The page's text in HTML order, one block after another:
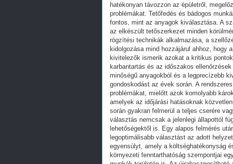
hatékonyan távozzon az épületről,
problémákat. Tetőfedés és bádogos
fontos, mint az anyagok kiválasztása. A
az elkészült tetőszerkezet minden
rögzítési technikák alkalmazása, a
kidolgozása mind hozzájárul ahhoz, hogy
kivitelezők ismerik azokat a kritikus
karbantartás és az időszakos
minőségű anyagokból és a legprecízebb
gondoskodást az évek során. A
problémákat, mielőtt azok komolyabb
amelyek az időjárási hatásoknak
során gyakran felmerül a teljes cserére
választás nemcsak a jelenlegi állapottól
lehetőségektől is. Egy alapos felmérés
legoptimálisabb választást az adott
egyensúlyt, amely a költséghatékonyság
környezeti fenntarthatóság szempontjai